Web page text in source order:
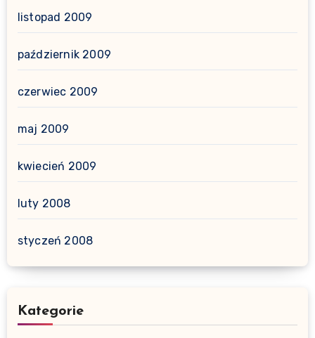
listopad 2009
październik 2009
czerwiec 2009
maj 2009
kwiecień 2009
luty 2008
styczeń 2008
Kategorie